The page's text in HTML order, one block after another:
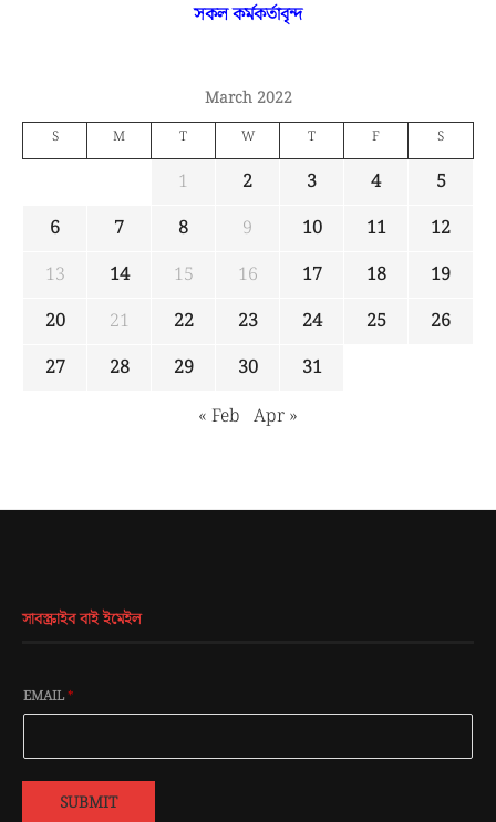
সকল কর্মকর্তাবৃন্দ
March 2022
S M T W T F S
1 2 3 4
5
6
7 8 9 10 11
12
13
14 15 16 17 18
19
20
21 22 23 24 25
26
27
28 29 30
31
« Feb Apr »
সাবস্ক্রাইব বাই ইমেইল
EMAIL*
SUBMIT